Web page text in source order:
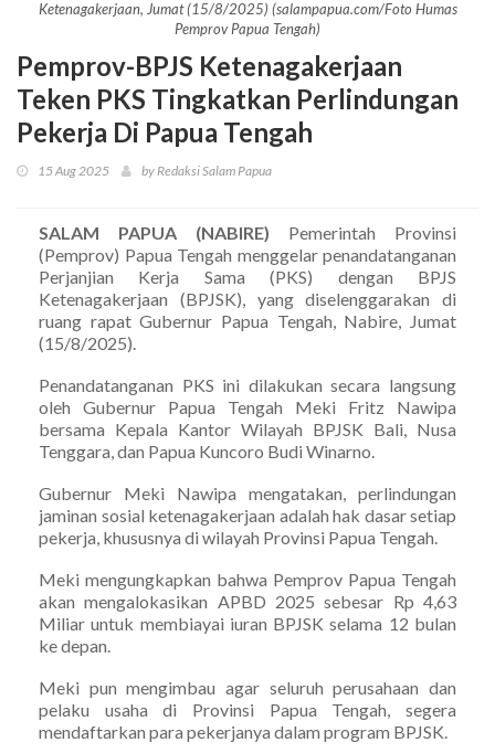
Ketenagakerjaan, Jumat (15/8/2025) (salampapua.com/Foto Humas
Pemprov Papua Tengah)
Pemprov-BPJS Ketenagakerjaan
Teken PKS Tingkatkan Perlindungan
Pekerja Di Papua Tengah
15 Aug 2025 by Redaksi Salam Papua
SALAM PAPUA (NABIRE) Pemerintah Provinsi
(Pemprov) Papua Tengah menggelar penandatanganan
Perjanjian Kerja Sama (PKS) dengan BPJS
Ketenagakerjaan (BPJSK), yang diselenggarakan di
ruang rapat Gubernur Papua Tengah, Nabire, Jumat
(15/8/2025).
Penandatanganan PKS ini dilakukan secara langsung
oleh Gubernur Papua Tengah Meki Fritz Nawipa
bersama Kepala Kantor Wilayah BPJSK Bali, Nusa
Tenggara, dan Papua Kuncoro Budi Winarno.
Gubernur Meki Nawipa mengatakan, perlindungan
jaminan sosial ketenagakerjaan adalah hak dasar setiap
pekerja, khususnya di wilayah Provinsi Papua Tengah.
Meki mengungkapkan bahwa Pemprov Papua Tengah
akan mengalokasikan APBD 2025 sebesar Rp 4,63
Miliar untuk membiayai iuran BPJSK selama 12 bulan
ke depan.
Meki pun mengimbau agar seluruh perusahaan dan
pelaku usaha di Provinsi Papua Tengah, segera
mendaftarkan para pekerjanya dalam program BPJSK.